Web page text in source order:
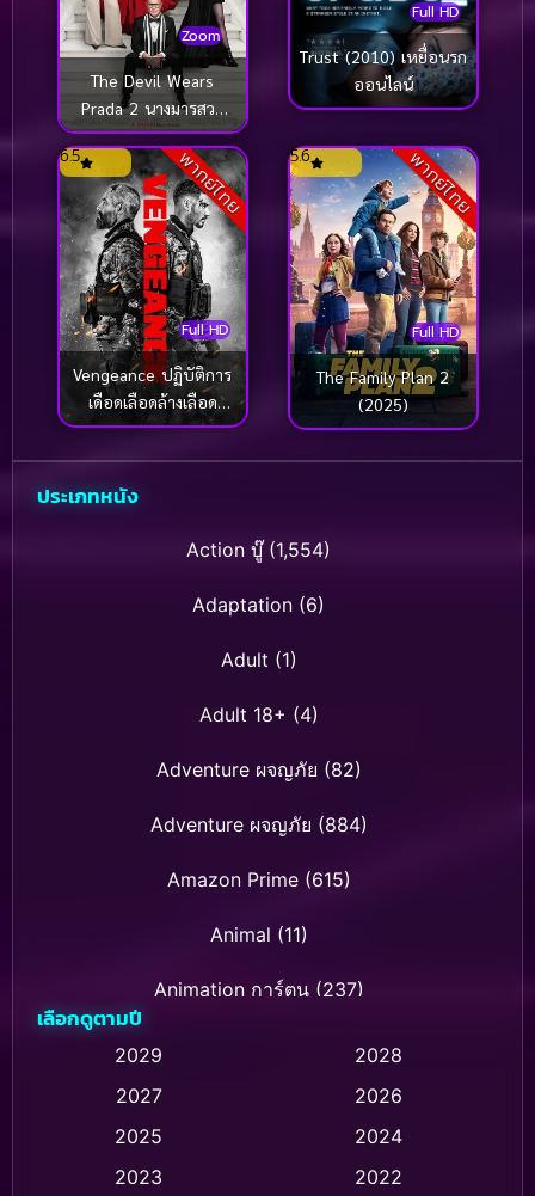
Zoom
The Devil Wears
Prada 2 นางมารสวม
ปราด้า 2 (2026)
Full HD
Trust (2010) เหยื่อนรก
ออนไลน์
พากย์ไทย
Full HD
6.5
Vengeance ปฏิบัติการ
เดือดเลือดล้างเลือด
(2026)
พากย์ไทย
Full HD
5.6
The Family Plan 2
(2025)
ประเภทหนัง
Action บู๊(1,554)
Adaptation (6)
Adult (1)
Adult 18+ (4)
Adventure ผจญภัย (82)
Adventure ผจญภัย (884)
Amazon Prime(615)
Animal (11)
Animation การ์ตูน(237)
Animation การ์ตูน (32)
Animation การ์ตูน (28)
เลือกดูตามปี
2029
2028
2027
2026
2025
2024
2023
2022